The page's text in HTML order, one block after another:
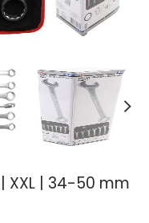
XXL | 34-50 mm